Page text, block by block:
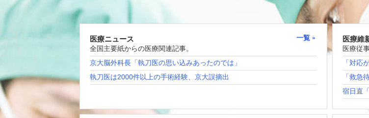
医療ニュース
一覧
全国主要紙からの医療関連記事。
京大脳外科長「執刀医の思い込みあったのでは」
執刀医は2000件以上の手術経験、京大誤摘出
医療維
医療従
「対応
「救急
宿日直